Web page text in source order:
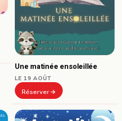
Une matinée ensoleillée
LE 19 AOÛT
Réserver